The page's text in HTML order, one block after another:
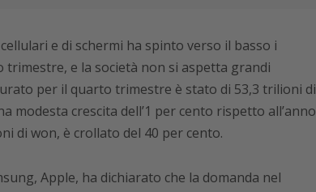
e di schermi ha spinto verso il basso i
trimestre, e la società non si aspetta grandi
per il quarto trimestre è stato di 53,3 trilioni di
modesta crescita dell’1 per cento rispetto all’anno
di won, è crollato del 40 per cento.
Apple, ha dichiarato che la domanda nel